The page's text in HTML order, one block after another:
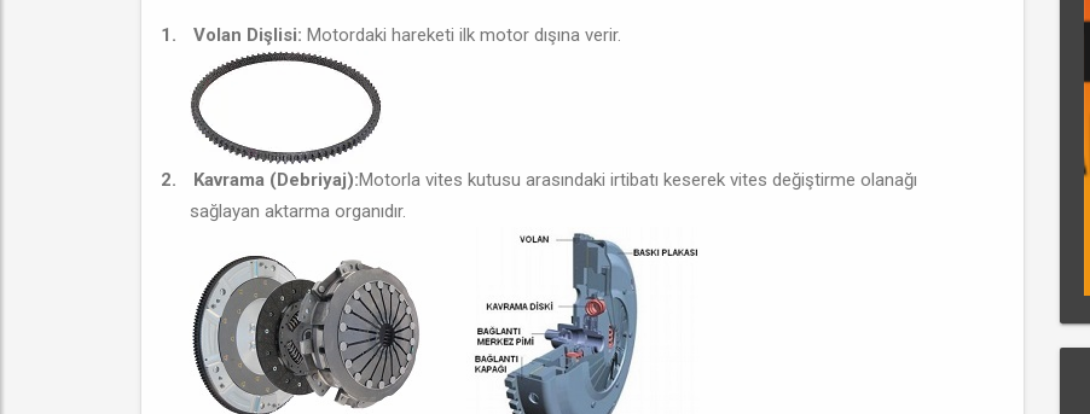
1. Volan Dişlisi: Motordaki hareketi ilk motor dışına verir.
2. Kavrama (Debriyaj):Motorla vites kutusu arasındaki irtibatı keserek vites değiştirme olanağı
sağlayan aktarma organıdır.